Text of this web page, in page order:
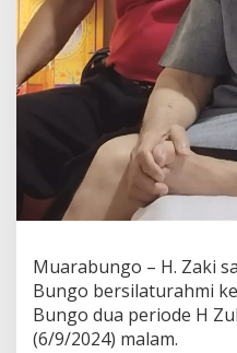
Muarabungo – H. Zaki
Bungo bersilaturahmi
Bungo dua periode H
(6/9/2024) malam.